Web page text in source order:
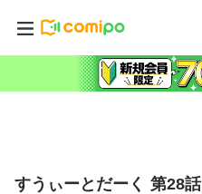
すうぃーとだーく 第28話